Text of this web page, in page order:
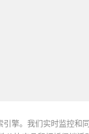
擎。我们实时监控和